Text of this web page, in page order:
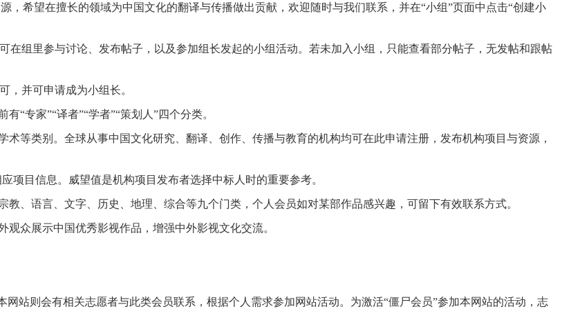
希望在擅长的领域为中国文化的翻译与传播做出贡献，欢迎随时与我们联系，并在“小组”页面中点击“创建小
组里参与讨论、发布帖子，以及参加组长发起的小组活动。若未加入小组，只能查看部分帖子，无发帖和跟帖
，并可申请成为小组长。
“专家”“译者”“学者”“策划人”四个分类。
等类别。全球从事中国文化研究、翻译、创作、传播与教育的机构均可在此申请注册，发布机构项目与资源，
项目信息。威望值是机构项目发布者选择中标人时的重要参考。
、语言、文字、历史、地理、综合等九个门类，个人会员如对某部作品感兴趣，可留下有效联系方式。
众展示中国优秀影视作品，增强中外影视文化交流。
站则会有相关志愿者与此类会员联系，根据个人需求参加网站活动。为激活“僵尸会员”参加本网站的活动，志